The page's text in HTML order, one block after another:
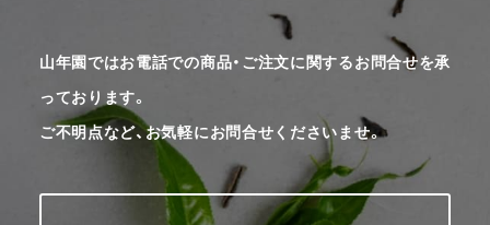
山年園ではお電話での商品・ご注文に関するお問合せを承
っております。
ご不明点など、お気軽にお問合せくださいませ。